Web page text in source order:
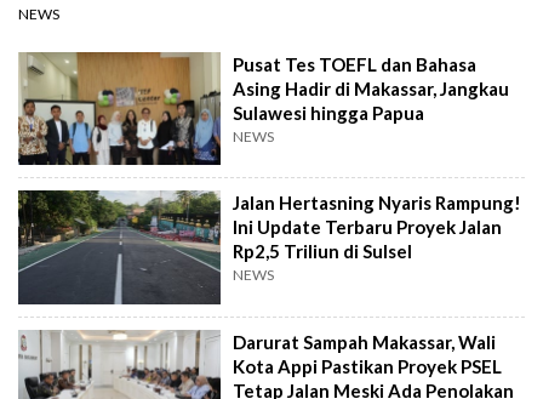
NEWS
Pusat Tes TOEFL dan Bahasa
Asing Hadir di Makassar, Jangkau
Sulawesi hingga Papua
NEWS
Jalan Hertasning Nyaris Rampung!
Ini Update Terbaru Proyek Jalan
Rp2,5 Triliun di Sulsel
NEWS
Darurat Sampah Makassar, Wali
Kota Appi Pastikan Proyek PSEL
Tetap Jalan Meski Ada Penolakan